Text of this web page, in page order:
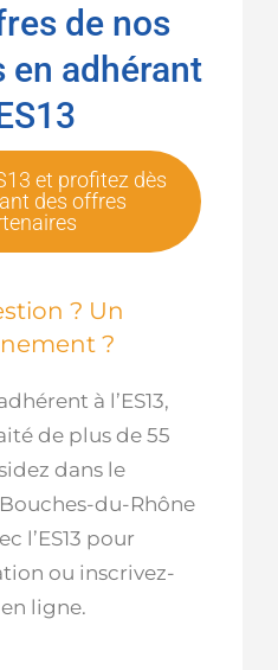
de nos
en adhérant
et profitez dès
des offres
? Un
?
à l’ES13,
de plus de 55
dans le
du-Rhône
l’ES13 pour
ou inscrivez-
ligne.